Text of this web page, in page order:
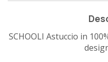
SCHOOLI Astuccio in